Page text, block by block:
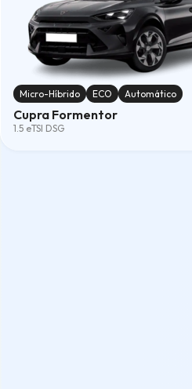
Micro-Híbrido ECO Automático
Cupra Formentor
1.5 eTSI DSG